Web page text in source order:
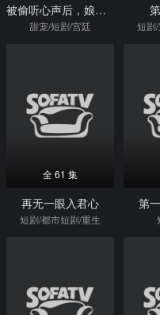
被偷听心声后，娘娘独占君宠
甜宠/短剧/宫廷 短剧
全 61 集
再无一眼入君心
短剧/都市短剧/重生
第